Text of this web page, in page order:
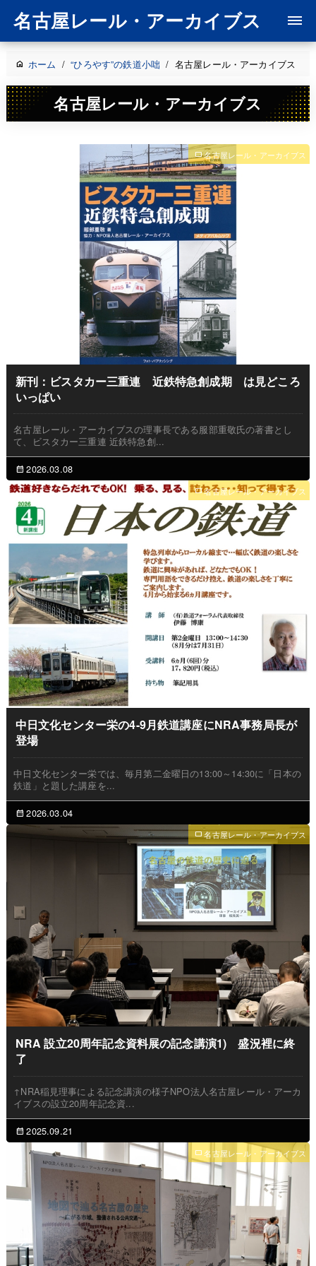
名古屋レール・アーカイブス
ホーム /“ひろやす”の鉄道小咄 / 名古屋レール・アーカイブス
名古屋レール・アーカイブス
2026.03.08
名古屋レール・アーカイブス
新刊：ビスタカー三重連 近鉄特急創成期 は見どころ
いっぱい
名古屋レール・アーカイブスの理事長である服部重敬氏の著書とし
て、ビスタカー三重連 近鉄特急創...
2026.03.04
名古屋レール・アーカイブス
中日文化センター栄の4-9月鉄道講座にNRA事務局長が
登場
中日文化センター栄では、毎月第二金曜日の13:00～14:30に「日本の
鉄道」と題した講座を...
2025.09.21
名古屋レール・アーカイブス
NRA 設立20周年記念資料展の記念講演1) 盛況裡に終
了
↑NRA稲見理事による記念講演の様子NPO法人名古屋レール・アーカ
イブスの設立20周年記念資...
名古屋レール・アーカイブス